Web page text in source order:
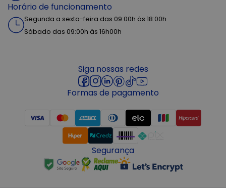
Horário de funcionamento
Segunda a sexta-feira das 09:00h às 18:00h
Sábado das 09:00h às 16h00h
Siga nossas redes
Formas de pagamento
Segurança